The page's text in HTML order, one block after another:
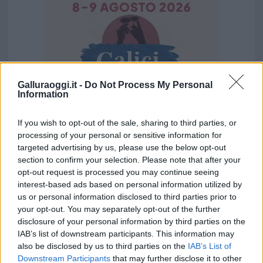
Galluraoggi.it - Do Not Process My Personal
Information
If you wish to opt-out of the sale, sharing to third parties, or
processing of your personal or sensitive information for
targeted advertising by us, please use the below opt-out
section to confirm your selection. Please note that after your
opt-out request is processed you may continue seeing
interest-based ads based on personal information utilized by
us or personal information disclosed to third parties prior to
your opt-out. You may separately opt-out of the further
disclosure of your personal information by third parties on the
IAB’s list of downstream participants. This information may
also be disclosed by us to third parties on the IAB’s List of
Downstream Participants that may further disclose it to other
Vuoi rimuovere le pubblicità nazionali?
Puoi abbonarti asoli € 1,10 al mese
cliccandoqui
Sei già abbonato?
Puoi effettuare l'accesso andando nella